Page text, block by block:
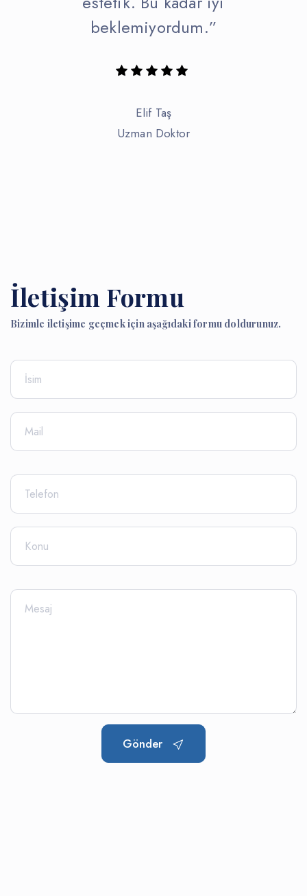
beklemiyordum.”
Elif Taş
Uzman Doktor
İletişim Formu
Bizimle iletişime geçmek için aşağıdaki formu doldurunuz.
Gönder